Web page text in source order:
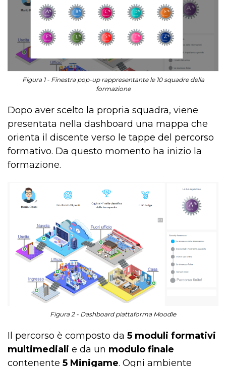
Figura 1 - Finestra pop-up rappresentante le 10 squadre della
formazione
Dopo aver scelto la propria squadra, viene
presentata nella dashboard una mappa che
orienta il discente verso le tappe del percorso
formativo. Da questo momento ha inizio la
formazione.
Figura 2 - Dashboard piattaforma Moodle
Il percorso è composto da 5 moduli formativi
multimediali e da un modulo finale
contenente 5 Minigame. Ogni ambiente